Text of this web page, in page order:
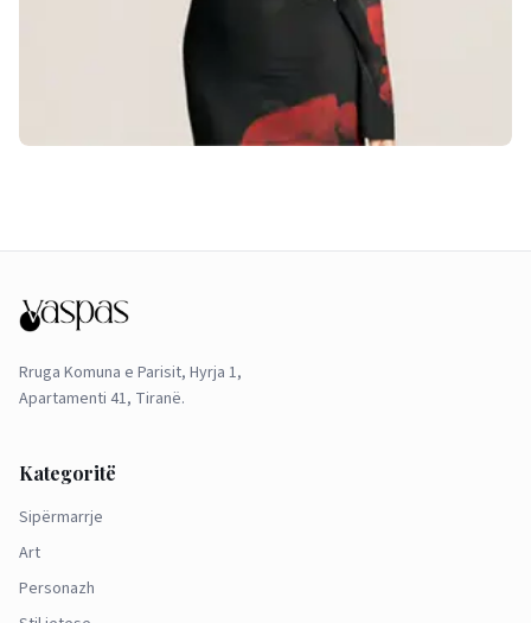
Rruga Komuna e Parisit, Hyrja 1,
Apartamenti 41, Tiranë.
Kategoritë
Sipërmarrje
Art
Personazh